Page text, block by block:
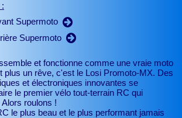
Supermoto
Supermoto
et fonctionne comme une vraie moto
plus un rêve, c'est le Losi Promoto-MX. Des
et électroniques innovantes se
le premier vélo tout-terrain RC qui
roulons !
le plus beau et le plus performant jamais